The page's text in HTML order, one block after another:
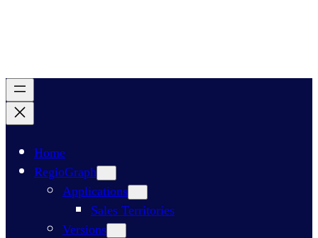
Home
RegioGraph
Applications
Sales Territories
Versions